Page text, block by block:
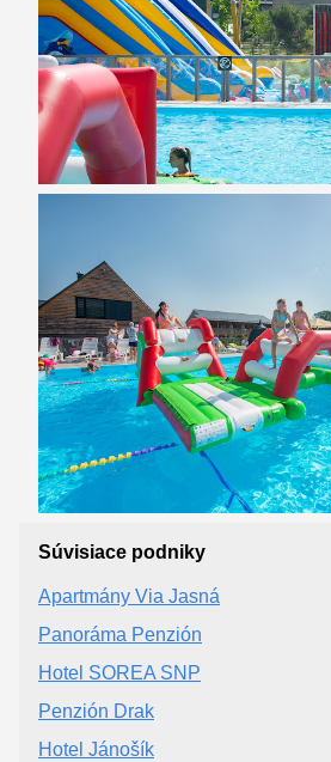
Súvisiace podniky
Apartmány Via Jasná
Panoráma Penzión
Hotel SOREA SNP
Penzión Drak
Hotel Jánošík